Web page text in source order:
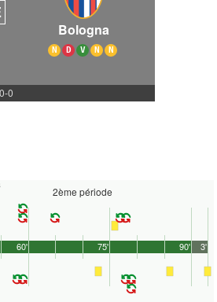
Bologna
N D V N N
0
2ème période
90'
60' 75' 3'